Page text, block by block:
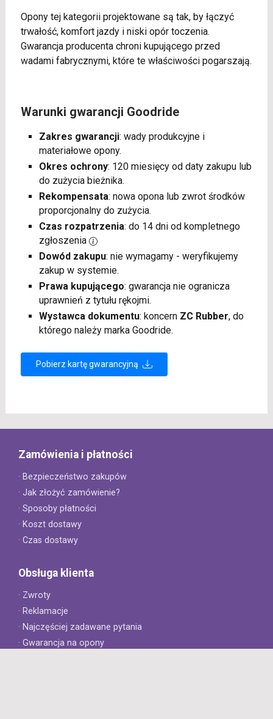
Opony tej kategorii projektowane są tak, by łączyć
trwałość, komfort jazdy i niski opór toczenia.
Gwarancja producenta chroni kupującego przed
wadami fabrycznymi, które te właściwości pogarszają.
Warunki gwarancji Goodride
Zakres gwarancji: wady produkcyjne i
materiałowe opony.
Okres ochrony: 120 miesięcy od daty zakupu lub
do zużycia bieżnika.
Rekompensata: nowa opona lub zwrot środków
proporcjonalny do zużycia.
Czas rozpatrzenia: do 14 dni od kompletnego
zgłoszenia
Dowód zakupu: nie wymagamy - weryfikujemy
zakup w systemie.
Prawa kupującego: gwarancja nie ogranicza
uprawnień z tytułu rękojmi.
Wystawca dokumentu: koncern ZC Rubber, do
którego należy marka Goodride.
Pobierz kartę gwarancyjną
Zamówienia i płatności
· Bezpieczeństwo zakupów
· Jak złożyć zamówienie?
· Sposoby płatności
· Koszt dostawy
· Czas dostawy
Obsługa klienta
· Zwroty
· Reklamacje
· Najczęściej zadawane pytania
· Gwarancja na opony